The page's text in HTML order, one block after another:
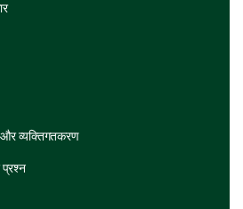
more about what you believe
reasons for following
that apply)
व्यक्तिगतकरण